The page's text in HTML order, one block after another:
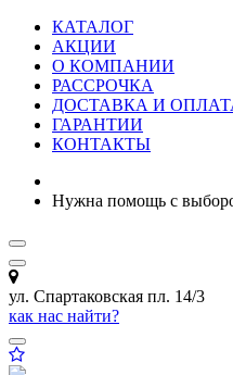
КАТАЛОГ
АКЦИИ
О КОМПАНИИ
РАССРОЧКА
ДОСТАВКА И
ГАРАНТИИ
КОНТАКТЫ
Нужна помощь с
ул. Спартаковская пл. 14/3
как нас найти?